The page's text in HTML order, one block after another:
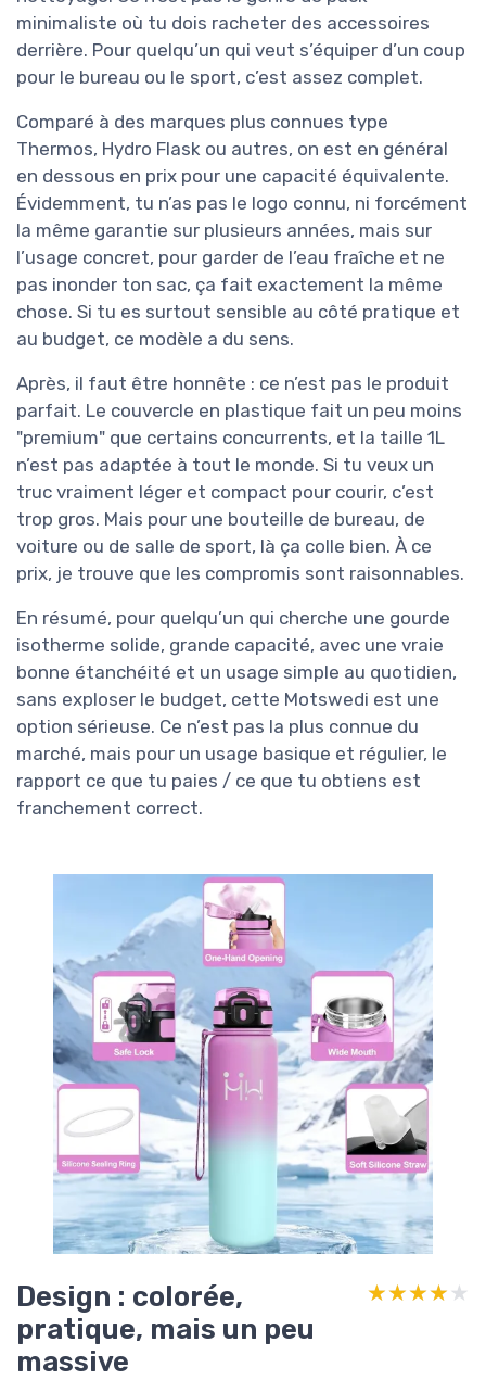
minimaliste où tu dois racheter des accessoires
derrière. Pour quelqu’un qui veut s’équiper d’un coup
pour le bureau ou le sport, c’est assez complet.
Comparé à des marques plus connues type
Thermos, Hydro Flask ou autres, on est en général
en dessous en prix pour une capacité équivalente.
Évidemment, tu n’as pas le logo connu, ni forcément
la même garantie sur plusieurs années, mais sur
l’usage concret, pour garder de l’eau fraîche et ne
pas inonder ton sac, ça fait exactement la même
chose. Si tu es surtout sensible au côté pratique et
au budget, ce modèle a du sens.
Après, il faut être honnête : ce n’est pas le produit
parfait. Le couvercle en plastique fait un peu moins
"premium" que certains concurrents, et la taille 1L
n’est pas adaptée à tout le monde. Si tu veux un
truc vraiment léger et compact pour courir, c’est
trop gros. Mais pour une bouteille de bureau, de
voiture ou de salle de sport, là ça colle bien. À ce
prix, je trouve que les compromis sont raisonnables.
En résumé, pour quelqu’un qui cherche une gourde
isotherme solide, grande capacité, avec une vraie
bonne étanchéité et un usage simple au quotidien,
sans exploser le budget, cette Motswedi est une
option sérieuse. Ce n’est pas la plus connue du
marché, mais pour un usage basique et régulier, le
rapport ce que tu paies / ce que tu obtiens est
franchement correct.
Design : colorée,
pratique, mais un peu
massive
★★★★★
★★★★★